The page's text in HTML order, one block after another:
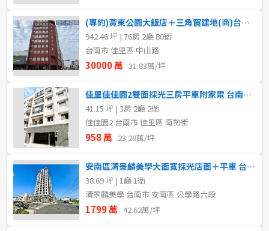
(專約)黃東公園大飯店＋三角窗建地(商)台南房仲傑克
942.46 坪 | 76房 2廳 80衛
台南市 佳里區 中山路
30000 萬 31.83萬/坪
佳里佳佳園2雙面採光三房平車附家電 台南房仲傑克
41.15 坪 | 3房 2廳 2衛
佳佳園2 台南市 佳里區 南勢街
958 萬 23.28萬/坪
安南區清景麟美學大面寬採光店面＋平車 台南房仲傑克
38.69 坪 | 1廳 1衛
清景麟美學 台南市 安南區 公學路六段
1799 萬 42.62萬/坪